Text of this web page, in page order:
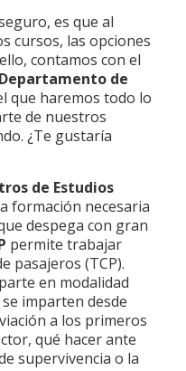
es que al
cursos, las opciones
contamos con el
Departamento de
que haremos todo lo
de nuestros
¿Te gustaría
de Estudios
formación necesaria
despega con gran
permite trabajar
pasajeros (TCP).
en modalidad
imparten desde
a los primeros
qué hacer ante
supervivencia o la